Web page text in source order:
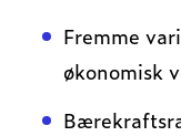
Fremme
økonomisk